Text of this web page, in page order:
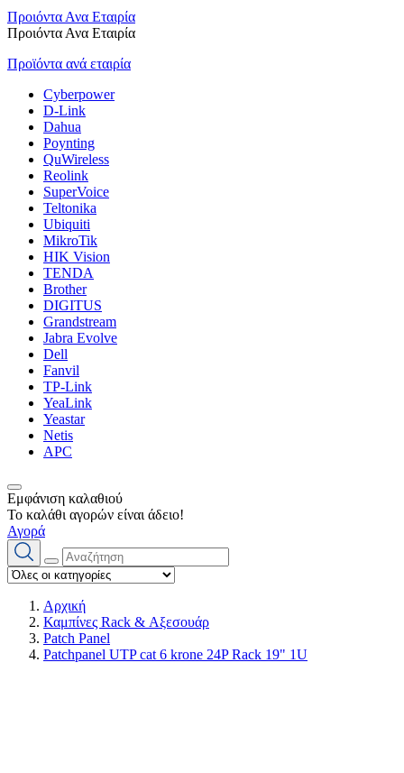
Προιόντα Ανα Εταιρία
Προιόντα Ανα Εταιρία
Προϊόντα ανά εταιρία
Cyberpower
D-Link
Dahua
Poynting
QuWireless
Reolink
SuperVoice
Teltonika
Ubiquiti
MikroTik
HIK Vision
TENDA
Brother
DIGITUS
Grandstream
Jabra Evolve
Dell
Fanvil
TP-Link
YeaLink
Yeastar
Netis
APC
Εμφάνιση καλαθιού
Το καλάθι αγορών είναι άδειο!
Αγορά
Αρχική
Καμπίνες Rack & Αξεσουάρ
Patch Panel
Patchpanel UTP cat 6 krone 24P Rack 19" 1U